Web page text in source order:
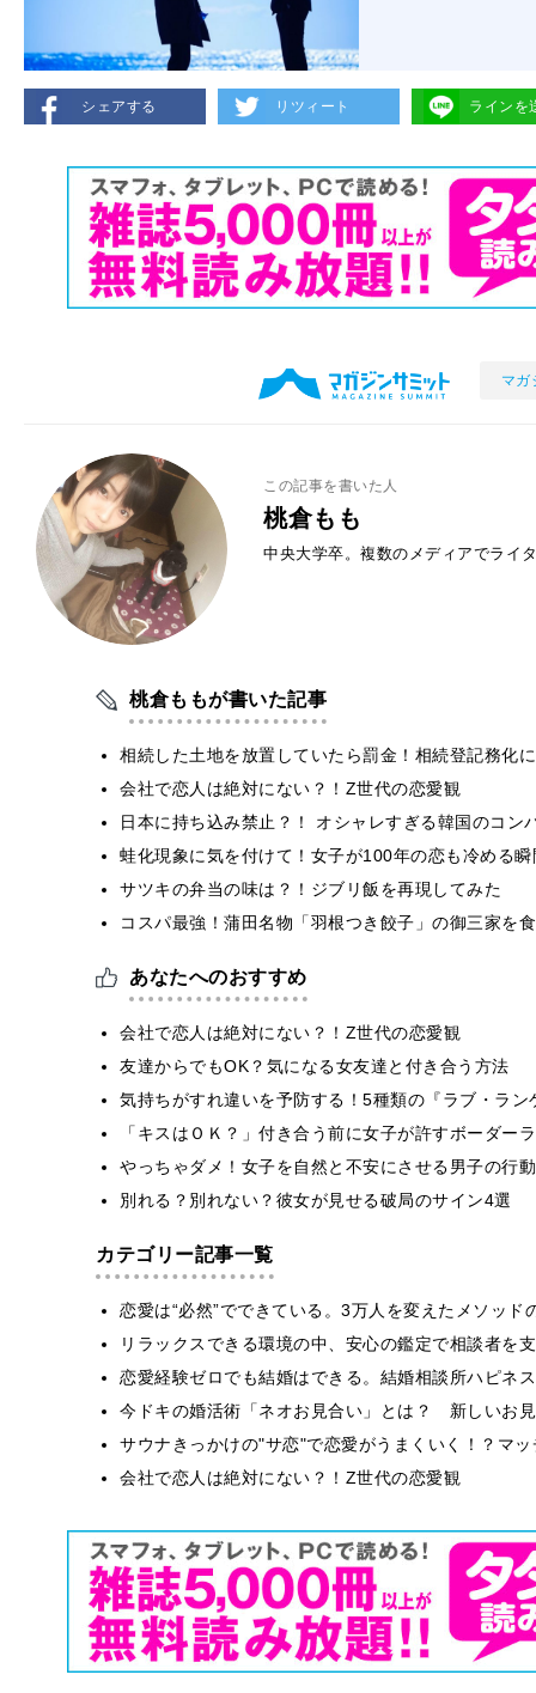
シェアする リツィート ラインを
マガ
この記事を書いた人
桃倉もも
中央大学卒。複数のメディアでライ
桃倉ももが書いた記事
相続した土地を放置していたら罰金！相続登記務化
会社で恋人は絶対にない？！Z世代の恋愛観
日本に持ち込み禁止？！ オシャレすぎる韓国のコン
蛙化現象に気を付けて！女子が100年の恋も冷める瞬
サツキの弁当の味は？！ジブリ飯を再現してみた
コスパ最強！蒲田名物「羽根つき餃子」の御三家を
あなたへのおすすめ
会社で恋人は絶対にない？！Z世代の恋愛観
友達からでもOK？気になる女友達と付き合う方法
気持ちがすれ違いを予防する！5種類の『ラブ・ラン
「キスはＯＫ？」付き合う前に女子が許すボーダー
やっちゃダメ！女子を自然と不安にさせる男子の行動
別れる？別れない？彼女が見せる破局のサイン4選
カテゴリー記事一覧
恋愛は“必然”でできている。3万人を変えたメソッド
リラックスできる環境の中、安心の鑑定で相談者を
恋愛経験ゼロでも結婚はできる。結婚相談所ハピネ
今ドキの婚活術「ネオお見合い」とは？ 新しいお
サウナきっかけの"サ恋"で恋愛がうまくいく！？マ
会社で恋人は絶対にない？！Z世代の恋愛観